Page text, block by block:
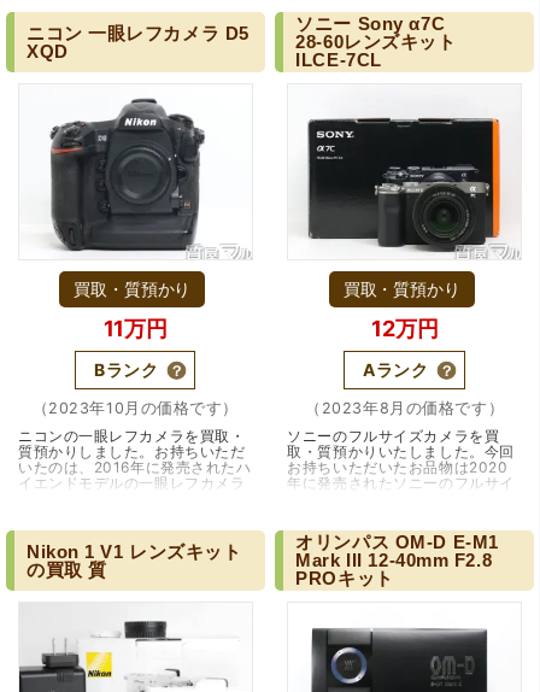
ーレス一眼カメラで…（大阪・豊
中市）
ニコン 一眼レフカメラ D5
XQD
買取・質預かり
11万円
Bランク
（2023年10月の価格です）
ニコンの一眼レフカメラを買取・
質預かりしました。お持ちいただ
いたのは、2016年に発売されたハ
イエンドモデルの一眼レフカメラ
のフルフレ…（兵庫・伊丹市）
ソニー Sony α7C
28-60レンズキット
ILCE-7CL
買取・質預かり
12万円
Aランク
（2023年8月の価格です）
ソニーのフルサイズカメラを買
取・質預かりいたしました。今回
お持ちいただいたお品物は2020
年に発売されたソニーのフルサイ
立させたフルサ…（大阪・吹田
市）
Nikon 1 V1 レンズキット
の買取 質
オリンパス OM-D E-M1
Mark III 12-40mm F2.8
PROキット